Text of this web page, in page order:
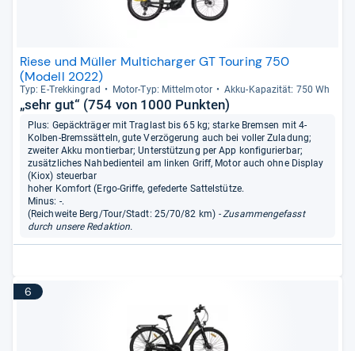
Riese und Müller Multicharger GT Touring 750
(Modell 2022)
Typ: E-​Trek­kin­grad Motor-​Typ: Mit­tel­mo­tor Akku-​Kapa­zi­tät: 750 Wh
„sehr gut“ (754 von 1000 Punkten)
Plus: Gepäckträger mit Traglast bis 65 kg; starke Bremsen mit 4-
Kolben-Bremssätteln, gute Verzögerung auch bei voller Zuladung;
zweiter Akku montierbar; Unterstützung per App konfigurierbar;
zusätzliches Nahbedienteil am linken Griff, Motor auch ohne Display
(Kiox) steuerbar
hoher Komfort (Ergo-Griffe, gefederte Sattelstütze.
Minus: -.
(Reichweite Berg/Tour/Stadt: 25/70/82 km)- Zusammengefasst
durch unsere Redaktion.
6